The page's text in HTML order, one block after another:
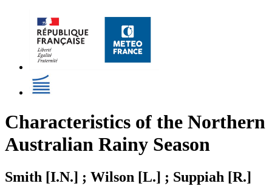
Characteristics of the Northern
Australian Rainy Season
Smith [I.N.] ; Wilson [L.] ; Suppiah [R.]